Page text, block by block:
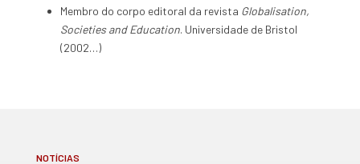
Membro do corpo editoral da revista Globalisation,
Societies and Education. Universidade de Bristol
(2002…)
NOTÍCIAS